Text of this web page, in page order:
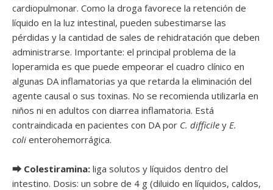
cardiopulmonar. Como la droga favorece la retención de
líquido en la luz intestinal, pueden subestimarse las
pérdidas y la cantidad de sales de rehidratación que deben
administrarse. Importante: el principal problema de la
loperamida es que puede empeorar el cuadro clínico en
algunas DA inflamatorias ya que retarda la eliminación del
agente causal o sus toxinas. No se recomienda utilizarla en
niños ni en adultos con diarrea inflamatoria. Está
contraindicada en pacientes con DA por C. difficile y E.
coli enterohemorrágica.
⮕ Colestiramina: liga solutos y líquidos dentro del
intestino. Dosis: un sobre de 4 g (diluido en líquidos, caldos,